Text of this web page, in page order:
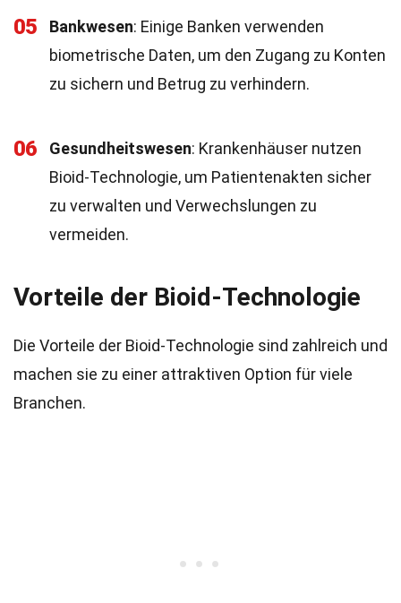
05 Bankwesen: Einige Banken verwenden
biometrische Daten, um den Zugang zu Konten
zu sichern und Betrug zu verhindern.
06 Gesundheitswesen: Krankenhäuser nutzen
Bioid-Technologie, um Patientenakten sicher
zu verwalten und Verwechslungen zu
vermeiden.
Vorteile der Bioid-Technologie
Die Vorteile der Bioid-Technologie sind zahlreich und
machen sie zu einer attraktiven Option für viele
Branchen.